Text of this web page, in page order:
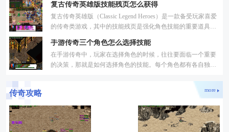
有重
复古传奇英雄版技能残页怎么获得
复古传奇英雄版（Classic Legend Heroes）是一款备受玩家喜爱
的传奇类游戏，其中的技能残页是强化角色技能的重要道具之
中，
手游传奇三个角色怎么选择技能
在手游传奇中，玩家在选择角色的时候，往往要面临一个重要
的决策，那就是如何选择角色的技能。每个角色都有各自独特
传奇攻略 more